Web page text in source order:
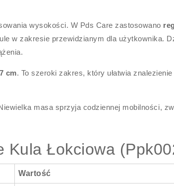
wysokości. W Pds Care zastosowano
w zakresie przewidzianym dla użytkownika.
cm. To szeroki zakres, który ułatwia
masa sprzyja codziennej mobilności,
Kula Łokciowa
Wartość